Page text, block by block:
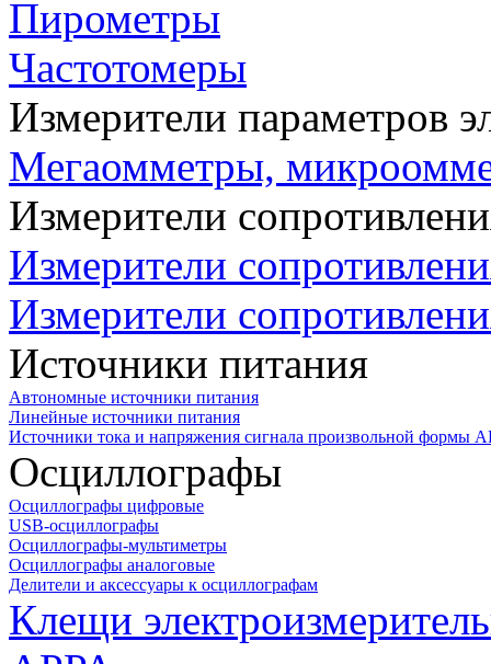
Пирометры
Частотомеры
Измерители параметров
Мегаомметры,
Измерители
Измерители
Измерители
Источники питания
Автономные источники питания
Линейные источники питания
Источники тока и напряжения сигнала произвольной формы
Осциллографы
Осциллографы цифровые
USB-осциллографы
Осциллографы-мультиметры
Осциллографы аналоговые
Делители и аксессуары к осциллографам
Клещи